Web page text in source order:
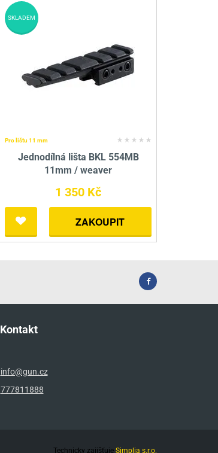
Pro lištu 11 mm
Jednodílná lišta BKL 554MB
11mm / weaver
1 350 Kč
ZAKOUPIT
SKLADEM
Kontakt
info@gun.cz
777811888
Technicky zajišťuje Simplia s.r.o.